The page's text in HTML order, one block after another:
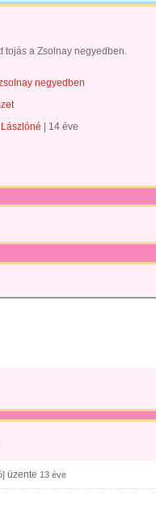
tojás a Zsolnay negyedben.
negyedben
14 éve
üzente 13 éve